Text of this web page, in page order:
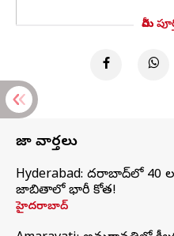
మీరు
తాజా వార్తలు
Hyderabad: హైదరాబాద్‌లో 40
జాబితాలో భారీ కోత!
హైదరాబాద్